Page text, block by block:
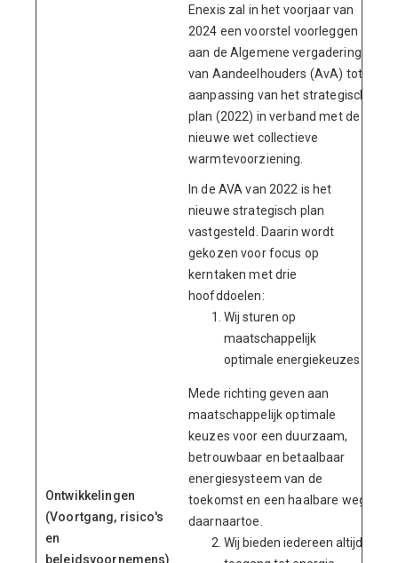
Ontwikkelingen
(Voortgang, risico's
en
beleidsvoornemens)
Enexis zal in het voorjaar van
2024 een voorstel voorleggen
aan de Algemene vergadering
van Aandeelhouders (AvA) tot
aanpassing van het strategisch
plan (2022) in verband met de
nieuwe wet collectieve
warmtevoorziening.
In de AVA van 2022 is het
nieuwe strategisch plan
vastgesteld. Daarin wordt
gekozen voor focus op
kerntaken met drie
hoofddoelen:
Wij sturen op
maatschappelijk
optimale energiekeuzes
Mede richting geven aan
maatschappelijk optimale
keuzes voor een duurzaam,
betrouwbaar en betaalbaar
energiesysteem van de
toekomst en een haalbare weg
daarnaartoe.
Wij bieden iedereen altijd